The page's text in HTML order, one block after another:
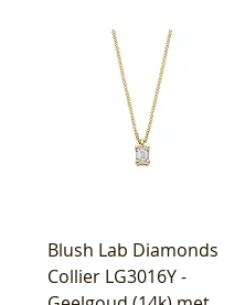
Blush Lab Diamonds
Collier LG3016Y -